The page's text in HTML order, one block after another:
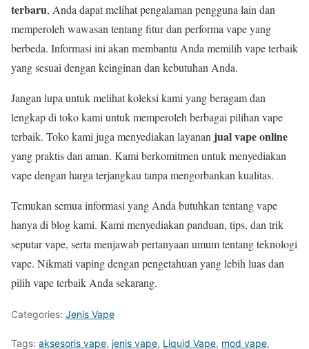
terbaru, Anda dapat melihat pengalaman pengguna lain dan
memperoleh wawasan tentang fitur dan performa vape yang
berbeda. Informasi ini akan membantu Anda memilih vape terbaik
yang sesuai dengan keinginan dan kebutuhan Anda.
Jangan lupa untuk melihat koleksi kami yang beragam dan
lengkap di toko kami untuk memperoleh berbagai pilihan vape
terbaik. Toko kami juga menyediakan layanan jual vape online
yang praktis dan aman. Kami berkomitmen untuk menyediakan
vape dengan harga terjangkau tanpa mengorbankan kualitas.
Temukan semua informasi yang Anda butuhkan tentang vape
hanya di blog kami. Kami menyediakan panduan, tips, dan trik
seputar vape, serta menjawab pertanyaan umum tentang teknologi
vape. Nikmati vaping dengan pengetahuan yang lebih luas dan
pilih vape terbaik Anda sekarang.
Categories: Jenis Vape
Tags: aksesoris vape, jenis vape, Liquid Vape, mod vape,